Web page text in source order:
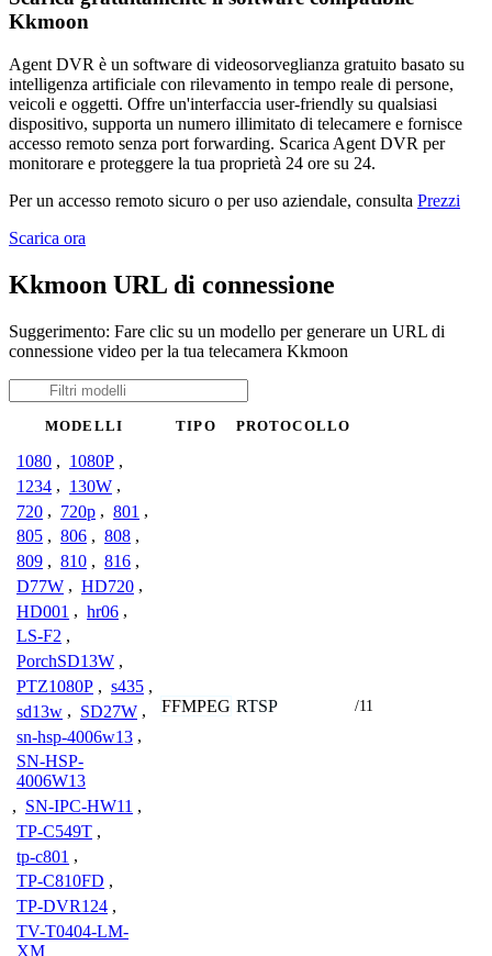
Kkmoon
Agent DVR è un software di videosorveglianza gratuito basato su
intelligenza artificiale con rilevamento in tempo reale di persone,
veicoli e oggetti. Offre un'interfaccia user-friendly su qualsiasi
dispositivo, supporta un numero illimitato di telecamere e fornisce
accesso remoto senza port forwarding. Scarica Agent DVR per
monitorare e proteggere la tua proprietà 24 ore su 24.
Per un accesso remoto sicuro o per uso aziendale, consulta Prezzi
Scarica ora
Kkmoon URL di connessione
Suggerimento: Fare clic su un modello per generare un URL di
connessione video per la tua telecamera Kkmoon
MODELLI TIPO PROTOCOLLO
1080 , 1080P ,
1234 , 130W ,
720 , 720p , 801 ,
805 , 806 , 808 ,
809 , 810 , 816 ,
D77W , HD720 ,
HD001 , hr06 ,
LS-F2 ,
PorchSD13W ,
PTZ1080P , s435 ,
sd13w , SD27W ,
sn-hsp-4006w13 ,
SN-HSP-
4006W13
, SN-IPC-HW11 ,
TP-C549T ,
tp-c801 ,
TP-C810FD ,
TP-DVR124 ,
TV-T0404-LM-
XM
FFMPEG RTSP /11